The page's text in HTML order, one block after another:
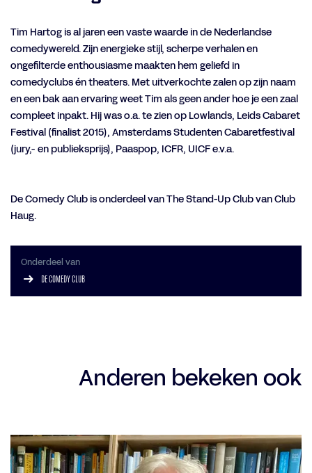
Tim Hartog is al jaren een vaste waarde in de Nederlandse
comedywereld. Zijn energieke stijl, scherpe verhalen en
ongefilterde enthousiasme maakten hem geliefd in
comedyclubs én theaters. Met uitverkochte zalen op zijn naam
en een bak aan ervaring weet Tim als geen ander hoe je een zaal
compleet inpakt. Hij was o.a. te zien op Lowlands, Leids Cabaret
Festival (finalist 2015), Amsterdams Studenten Cabaretfestival
(jury,- en publieksprijs), Paaspop, ICFR, UICF e.v.a.
De Comedy Club is onderdeel van The Stand-Up Club van Club
Haug.
Onderdeel van
DE COMEDY CLUB
Anderen bekeken ook